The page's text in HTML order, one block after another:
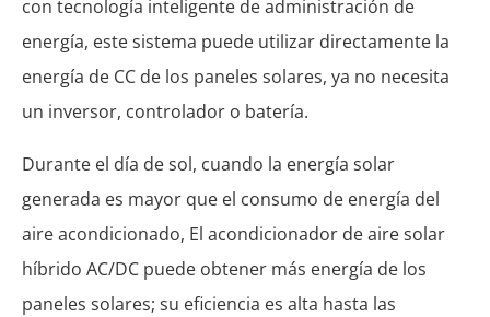
con tecnología inteligente de administración de
energía, este sistema puede utilizar directamente la
energía de CC de los paneles solares, ya no necesita
un inversor, controlador o batería.
Durante el día de sol, cuando la energía solar
generada es mayor que el consumo de energía del
aire acondicionado, El acondicionador de aire solar
híbrido AC/DC puede obtener más energía de los
paneles solares; su eficiencia es alta hasta las